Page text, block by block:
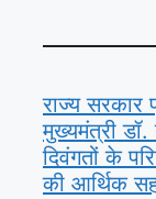
राज्य सरकार
मुख्यमंत्री
दिवंगतों के
की आर्थिक